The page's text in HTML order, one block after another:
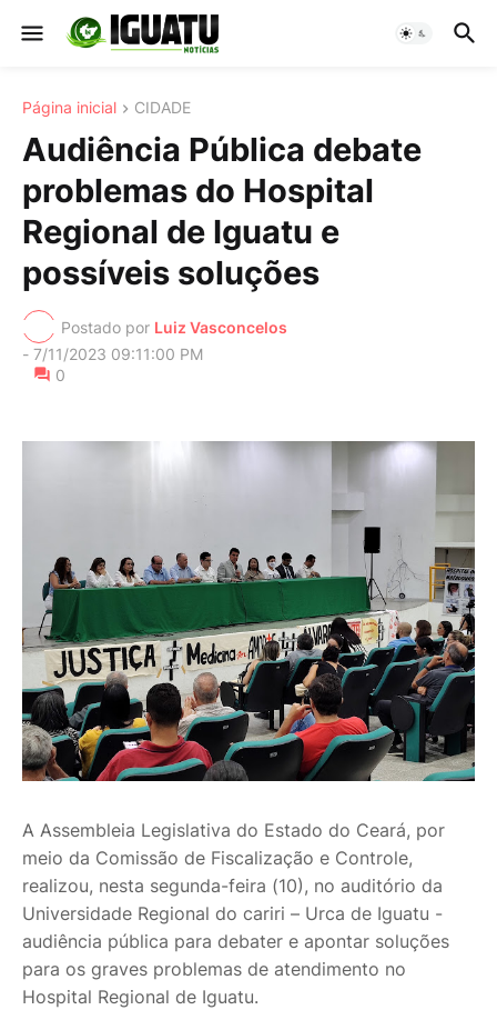
Página inicial CIDADE
Audiência Pública debate
problemas do Hospital
Regional de Iguatu e
possíveis soluções
Postado por Luiz Vasconcelos
- 7/11/2023 09:11:00 PM
0
A Assembleia Legislativa do Estado do Ceará, por
meio da Comissão de Fiscalização e Controle,
realizou, nesta segunda-feira (10), no auditório da
Universidade Regional do cariri – Urca de Iguatu -
audiência pública para debater e apontar soluções
para os graves problemas de atendimento no
Hospital Regional de Iguatu.